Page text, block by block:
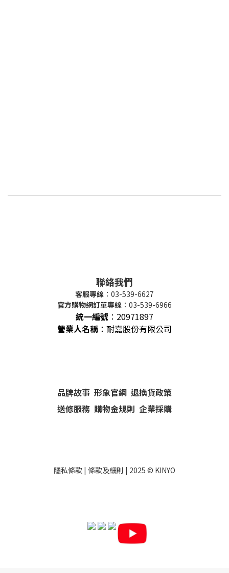
聯絡我們
客服專線 ：03-539-6627
官方購物網訂單專線 ：03-539-6966
統一編號 ： 20971897
營業人名稱 ：耐嘉股份有限公司
品牌故事 形象官網 退換貨政策
送修服務 購物金規則 企業採購
隱私條款 | 條款及細則 | 2025 © KINYO